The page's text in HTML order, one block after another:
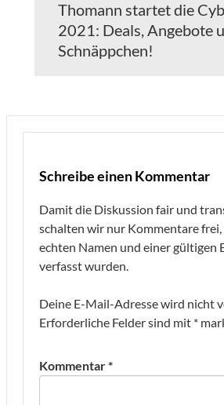
Thomann startet die
2021: Deals, Angebote
Schnäppchen!
Schreibe einen Kommentar
Damit die Diskussion fair und
schalten wir nur Kommentare
echten Namen und einer gültigen
verfasst wurden.
Deine E-Mail-Adresse wird nicht
Erforderliche Felder sind mit *
Kommentar*